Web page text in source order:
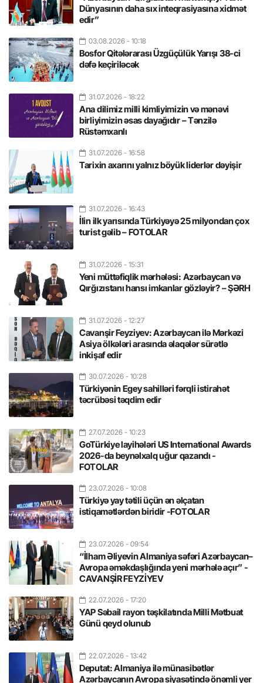
Dünyasının daha sıx inteqrasiyasına xidmət
edir”
03.08.2026 - 10:18
Bosfor Qitələrarası Üzgüçülük Yarışı 38-ci
dəfə keçiriləcək
31.07.2026 - 18:22
Ana dilimiz milli kimliyimizin və mənəvi
birliyimizin əsas dayağıdır – Tənzilə
Rüstəmxanlı
31.07.2026 - 16:58
Tarixin axarını yalnız böyük liderlər dəyişir
31.07.2026 - 16:43
İlin ilk yarısında Türkiyəyə 25 milyondan çox
turist gəlib – FOTOLAR
31.07.2026 - 15:31
Yeni müttəfiqlik mərhələsi: Azərbaycan və
Qırğızıstanı hansı imkanlar gözləyir? – ŞƏRH
31.07.2026 - 12:27
Cavanşir Feyziyev: Azərbaycan ilə Mərkəzi
Asiya ölkələri arasında əlaqələr sürətlə
inkişaf edir
30.07.2026 - 10:28
Türkiyənin Egey sahilləri fərqli istirahət
təcrübəsi təqdim edir
27.07.2026 - 10:23
GoTürkiye layihələri US International Awards
2026-da beynəlxalq uğur qazandı -
FOTOLAR
23.07.2026 - 10:08
Türkiyə yay tətili üçün ən əlçatan
istiqamətlərdən biridir -FOTOLAR
23.07.2026 - 09:54
“İlham Əliyevin Almaniya səfəri Azərbaycan–
Avropa əməkdaşlığında yeni mərhələ açır” -
CAVANŞİR FEYZİYEV
22.07.2026 - 17:20
YAP Səbail rayon təşkilatında Milli Mətbuat
Günü qeyd olunub
22.07.2026 - 13:42
Deputat: Almaniya ilə münasibətlər
Azərbaycanın Avropa siyasətində önəmli yer